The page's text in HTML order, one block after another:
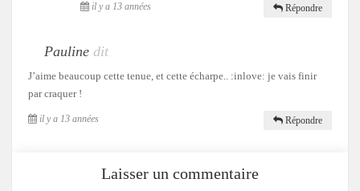
il y a 13 années Répondre
Pauline dit
J’aime beaucoup cette tenue, et cette écharpe.. :inlove: je vais finir
par craquer !
il y a 13 années Répondre
Laisser un commentaire